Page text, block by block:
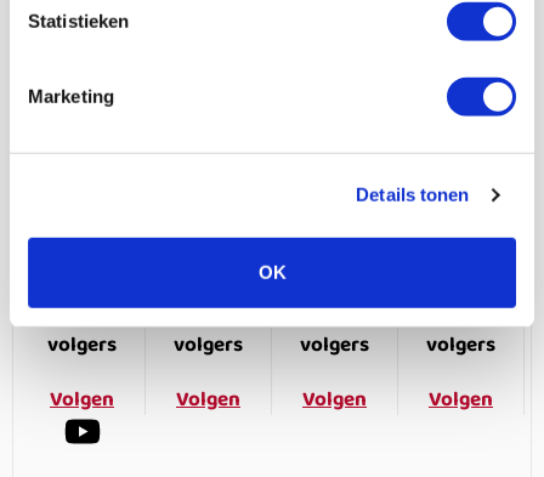
Statistieken
Marketing
Details tonen
OK
187K
volgers
Volgen
166K
volgers
Volgen
594K
volgers
Volgen
9,6K
volgers
Volgen